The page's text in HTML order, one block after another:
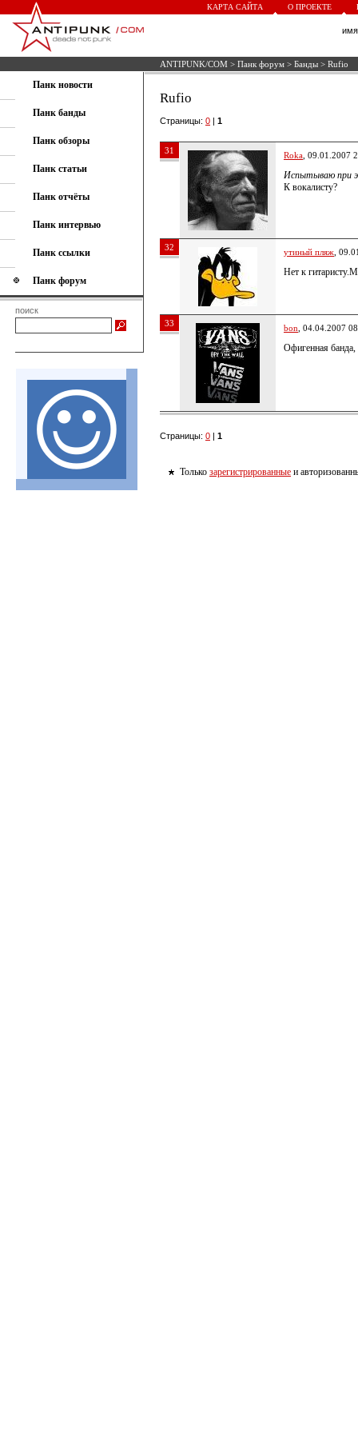
КАРТА САЙТА О ПРОЕКТЕ
ANTIPUNK/COM > Панк форум > Банды > Rufio
Панк новости
Панк банды
Панк обзоры
Панк статьи
Панк отчёты
Панк интервью
Панк ссылки
Панк форум
поиск
Rufio
Страницы: 0 | 1
31 Roka , 09.01.2007
Испытываю при
К вокалисту?
32 утиный пляж ,
Нет к
33 bon , 04.04.2007
Офигенная банда,
Страницы: 0 | 1
Только зарегистрированные и